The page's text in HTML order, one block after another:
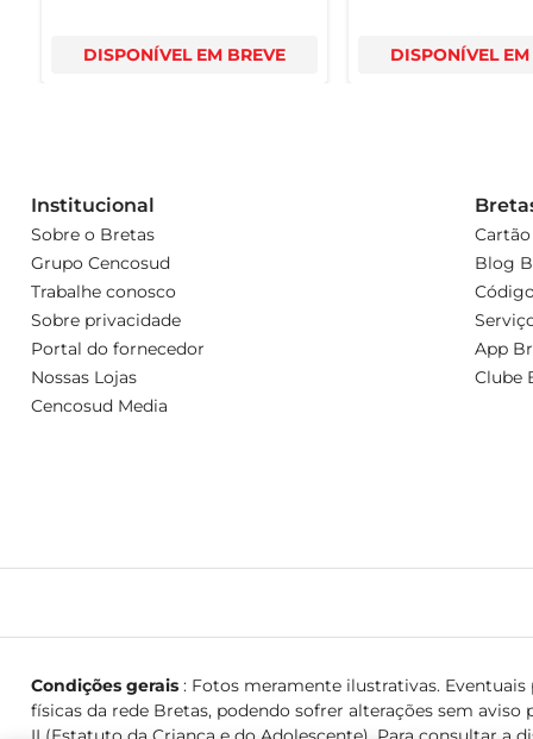
DISPONÍVEL EM BREVE DISPONÍVEL EM
Institucional
Sobre o Bretas
Grupo Cencosud
Trabalhe conosco
Sobre privacidade
Portal do fornecedor
Nossas Lojas
Cencosud Media
Blog
App
Clube
Condições gerais: Fotos meramente ilustrativas. Eventuais
físicas da rede Bretas, podendo sofrer alterações sem aviso